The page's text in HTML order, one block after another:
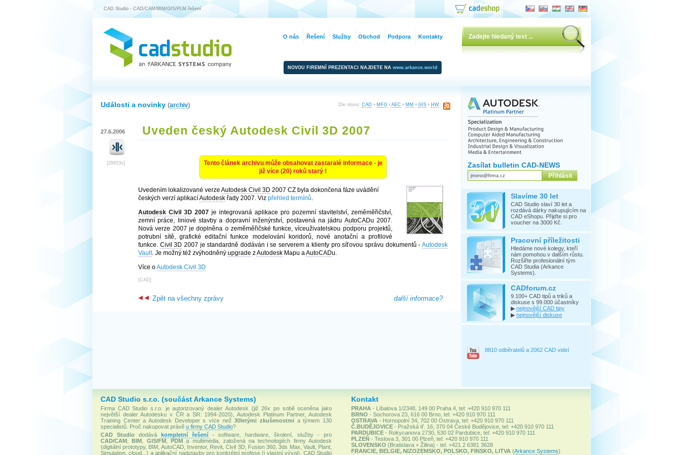
CAD Studio - CAD/CAM/BIM/GIS/PLM řešení
NOVOU FIREMNÍ PREZENTACI NAJDETE NA www.arkance.world
Dle oboru: CAD • MFG • AEC • MM • GIS • HW
Události a novinky (archiv)
27.6.2006
[29953x]
Uveden český Autodesk Civil 3D 2007
Tento článek archivu může obsahovat zastaralé informace - je
již více (20) roků starý !
Uvedením lokalizované verze Autodesk Civil 3D 2007 CZ byla dokončena fáze uvádění
českých verzí aplikacíAutodesk řady 2007. Viz přehled termínů.
Autodesk Civil 3D 2007 je integrovaná aplikace pro pozemní stavitelství, zeměměřičství,
zemní práce, liniové stavby a dopravní inženýrství, postavená na jádru AutoCADu 2007.
Nová verze 2007 je doplněna o zeměměřičské funkce, víceuživatelskou podporu projektů,
potrubní sítě, grafické editační funkce modelování koridorů, nové anotační a profilové
funkce. Civil 3D 2007 je standardně dodáván i se serverem a klienty pro síťovou správu dokumentů -Autodesk
Vault. Je možný též zvýhodněný upgrade zAutodesk Mapu aAutoCADu.
Více oAutodesk Civil 3D
[CAD]
další informace?
Zpět na všechny zprávy
Zasílat bulletin CAD-NEWS
Slavíme 30 let
CAD Studio slaví 30 let a
rozdává dárky nakupujícím na
CAD eShopu. Přijďte si pro
voucher na 3000 Kč.
Pracovní příležitosti
Hledáme nové kolegy, kteří
nám pomohou v dalším růstu.
Rozšiřte profesionální tým
CAD Studia (Arkance
Systems).
CADforum.cz
9.100+ CAD tipů a triků a
diskuse s 99.000 účastníky
▶ nejnovější CAD tipy
▶ nejnovější diskuse
8810 odběratelů a 2062 CAD videí
CAD Studio s.r.o. (součást Arkance Systems)
Firma CAD Studio s.r.o. je autorizovaný dealer Autodesk (již 26x po sobě oceněna jako
největší dealer Autodesku v ČR a SR: 1994-2020), Autodesk Platinum Partner, Autodesk
Training Center a Autodesk Developer s více než30letými zkušenostmi a týmem 130
specialistů. Proč nakupovat právě u firmy CAD Studio?
CAD Studiododává kompletní řešení- software, hardware, školení, služby - pro
CAD/CAM ,BIM GIS/FM, PDMa multimédia, založená na technologiích firmy Autodesk
(digitální prototypy, BIM, AutoCAD, Inventor, Revit, Civil 3D, Fusion 360, 3ds Max, Vault, Plant,
Simulation, cloud...) a aplikační nadstavby pro konkrétní profese (i vlastní vývoj). CAD Studio
Kontakt
PRAHA - Líbalova 1/2348, 149 00 Praha 4, tel: +420 910 970 111
BRNO - Sochorova 23, 616 00 Brno, tel: +420 910 970 111
OSTRAVA - Hornopolní 34, 702 00 Ostrava, tel: +420 910 970 111
Č.BUDĚJOVICE- Pražská tř. 16, 370 04 České Budějovice, tel: +420 910 970 111
PARDUBICE- Rokycanova 2730, 530 02 Pardubice, tel: +420 910 970 111
PLZEŇ- Teslova 3, 301 00 Plzeň, tel: +420 910 970 111
SLOVENSKO (Bratislava + Žilina) - tel. +421 2 6381 3628
FRANCIE, BELGIE, NIZOZEMSKO, POLSKO, FINSKO, LITVA (Arkance Systems)
O nás Řešení Služby Obchod Podpora Kontakty